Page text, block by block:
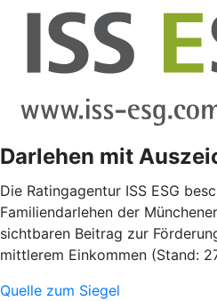
Darlehen mit
Die Ratingagentur ISS ESG
Familiendarlehen der
sichtbaren Beitrag zur
mittlerem Einkommen (Stand:
Quelle zum Siegel